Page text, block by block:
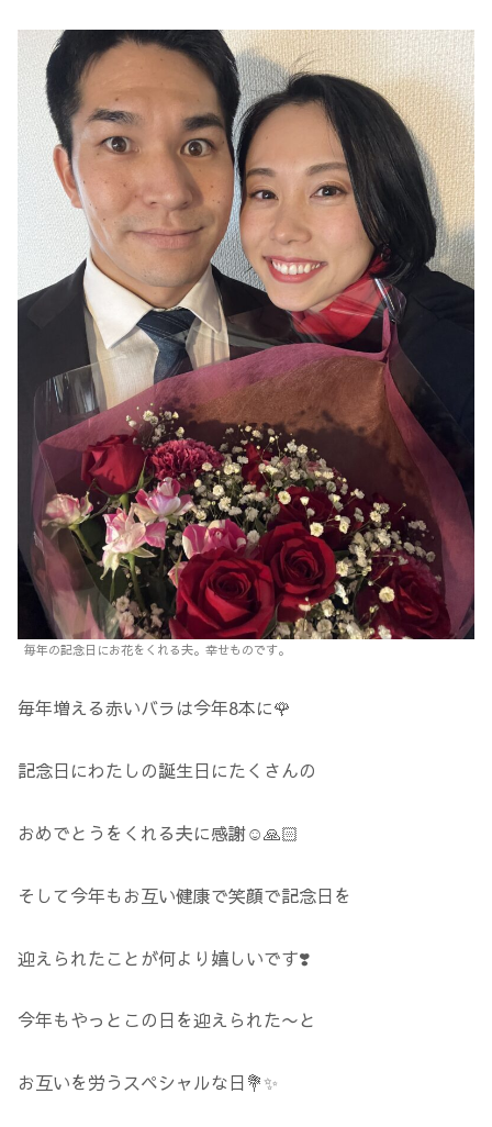
毎年の記念日にお花をくれる夫。幸せものです。
毎年増える赤いバラは今年8本に🌹
記念日にわたしの誕生日にたくさんの
おめでとうをくれる夫に感謝☺️🙏🏻
そして今年もお互い健康で笑顔で記念日を
迎えられたことが何より嬉しいです❣️
今年もやっとこの日を迎えられた〜と
お互いを労うスペシャルな日💐✨